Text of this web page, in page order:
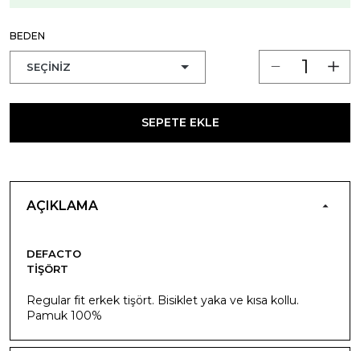
BEDEN
SEPETE EKLE
AÇIKLAMA
DEFACTO
TIŞÖRT
Regular fit erkek tişört. Bisiklet yaka ve kısa kollu.
Pamuk 100%